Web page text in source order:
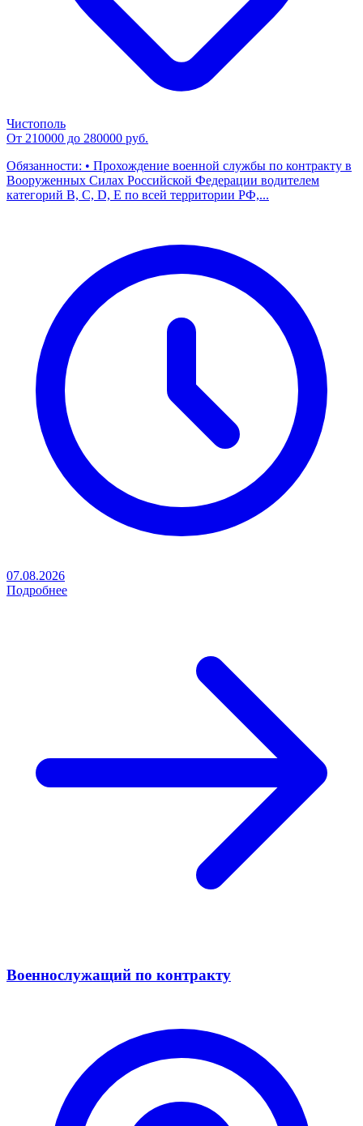
Чистополь
От 210000 до 280000 руб.
Обязанности: • Прохождение военной службы по контракту в
Вооруженных Силах Российской Федерации водителем
категорий B, С, D, E по всей территории РФ,...
07.08.2026
Подробнее
Военнослужащий по контракту